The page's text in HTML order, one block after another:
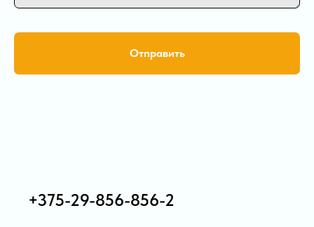
Отправить
+375-29-856-856-2